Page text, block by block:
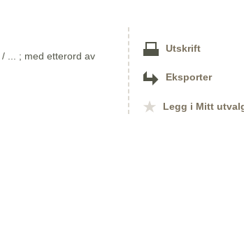
... ; med etterord av
Utskrift
Eksporter
Legg i Mitt